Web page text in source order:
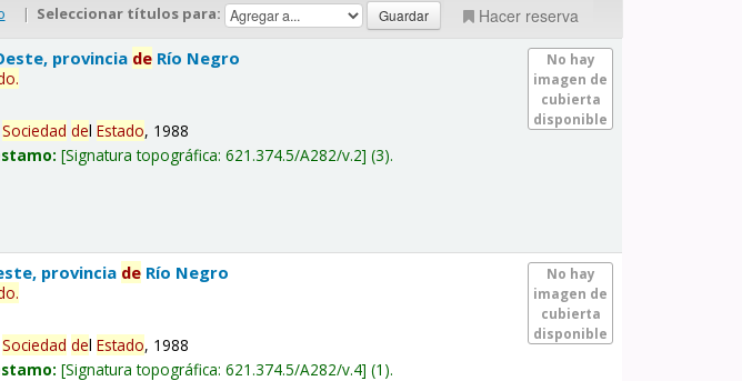
| Seleccionar títulos para: Hacer reserva
No hay
imagen de
cubierta
disponible
provincia de Río Negro
.
Sociedad delEstado, 1988
Signatura topográfica:621.374.5/A282/v.2 (3).
No hay
imagen de
cubierta
disponible
provincia de Río Negro
.
Sociedad delEstado, 1988
Signatura topográfica:621.374.5/A282/v.4 (1).